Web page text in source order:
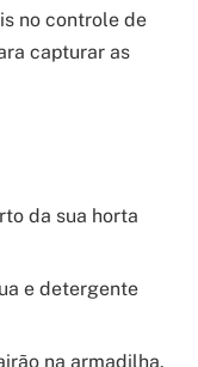
no controle de
capturar as
da sua horta
e detergente
na armadilha.